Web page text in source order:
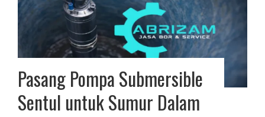
Pasang Pompa Submersible
Sentul untuk Sumur Dalam